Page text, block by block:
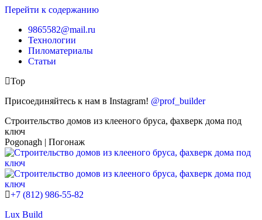
Перейти к содержанию
9865582@mail.ru
Технологии
Пиломатериалы
Статьи
Top
Присоединяйтесь к нам в Instagram! @prof_builder
Строительство домов из клееного бруса, фахверк дома под
ключ
Pogonagh | Погонаж
+7 (812) 986-55-82
Lux Build